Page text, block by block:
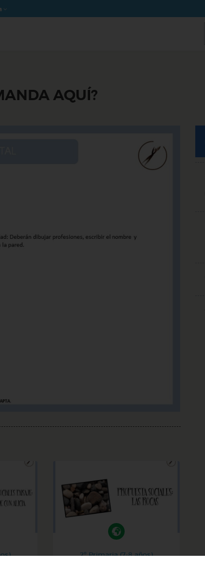
AQUÍ?
2º Primaria (7-8 años)